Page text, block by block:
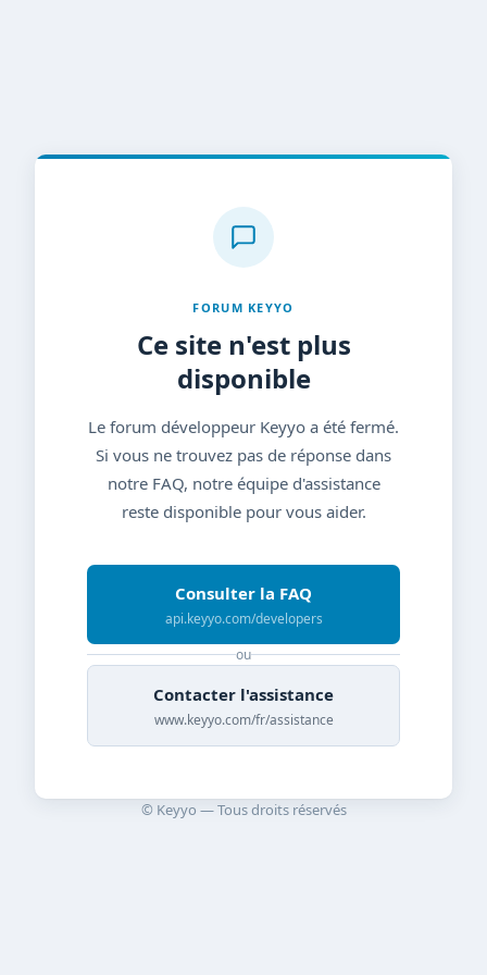
FORUM KEYYO
Ce site n'est plus
disponible
Le forum développeur Keyyo a été fermé.
Si vous ne trouvez pas de réponse dans
notre FAQ, notre équipe d'assistance
reste disponible pour vous aider.
Consulter la FAQ
api.keyyo.com/developers
ou
Contacter l'assistance
www.keyyo.com/fr/assistance
© Keyyo — Tous droits réservés